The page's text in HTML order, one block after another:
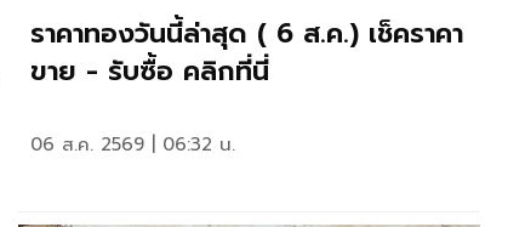
ราคาทองวันนี้ล่าสุด ( 6 ส.ค.) เช็คราคา
ขาย - รับซื้อ คลิกที่นี่
06 ส.ค. 2569 | 06:32 น.